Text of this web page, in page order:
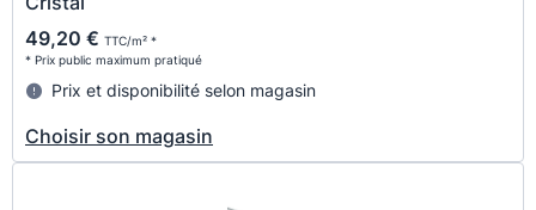
49,20 € TTC/m² *
* Prix public maximum pratiqué
Prix et disponibilité selon magasin
Choisir son magasin